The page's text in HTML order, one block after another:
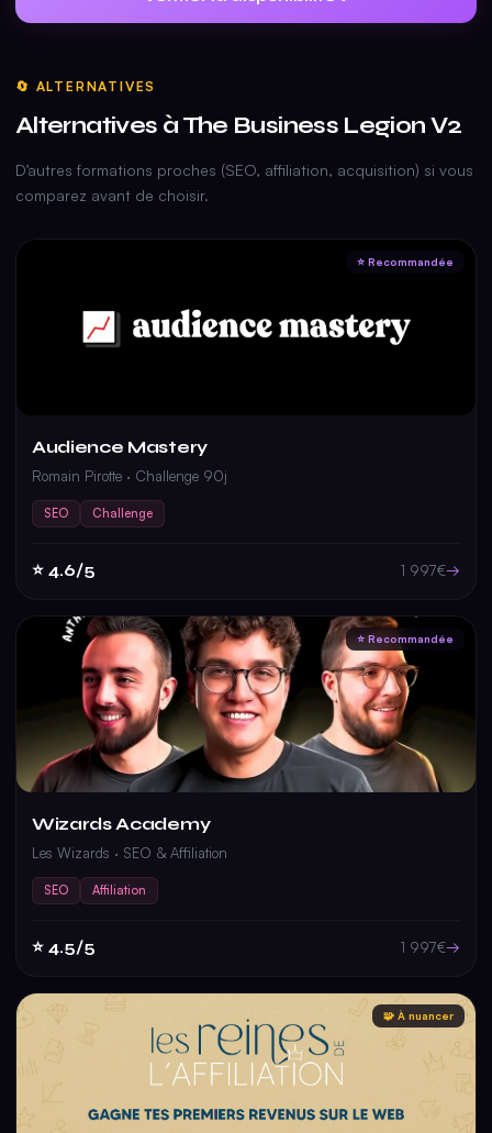
🔄 ALTERNATIVES
Alternatives à The Business Legion V2
D’autres formations proches (SEO, affiliation, acquisition) si vous
comparez avant de choisir.
⭐ Recommandée
Audience Mastery
Romain Pirotte · Challenge 90j
SEO Challenge
⭐ 4.6/5 1 997€→
⭐ Recommandée
Wizards Academy
Les Wizards · SEO & Affiliation
SEO Affiliation
⭐ 4.5/5 1 997€→
🧩 À nuancer